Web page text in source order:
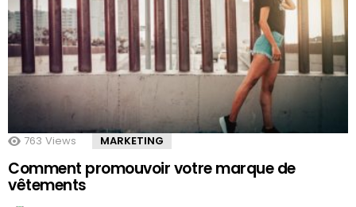
763 Views MARKETING
Comment promouvoir votre marque de
vêtements